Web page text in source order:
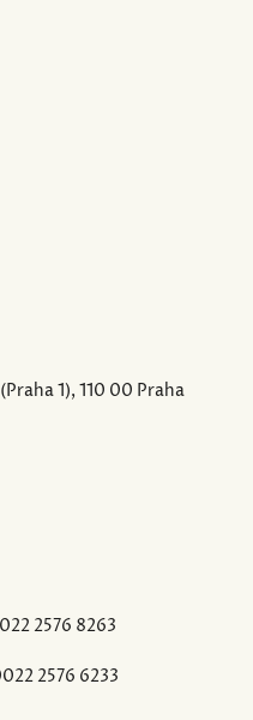
1), 110 00 Praha
2576 8263
2576 6233